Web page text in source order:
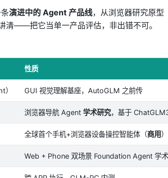
演进中的 Agent 产品线，从浏览器研究原型
清——把它当单一产品评估，非出错不可。
性质
GUI 视觉理解基座，AutoGLM 之前传
浏览器导航 Agent 学术研究，基于
全球首个手机+浏览器设备操控智能体（商用）
Web + Phone 双场景 Foundation Agent 学